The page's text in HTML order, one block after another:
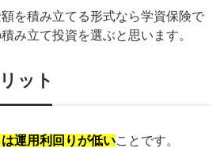
を積み立てる形式なら学資保険で
み立て投資を選ぶと思います。
ット
運用利回りが低いことです。